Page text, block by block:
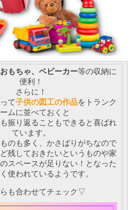
おもちゃ、ベビーカー等の収納に
便利！
さらに！
て子供の図工の作品をトランク
ムに並べておくと
振り返ることもできると喜ばれ
ています。
のも多く、かさばりがちなので
残しておきたいというものや家
スペースが足りない！となった
使われているようです。
も合わせてチェック▽